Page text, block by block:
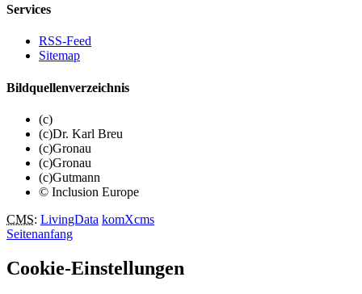
Services
RSS-Feed
Sitemap
Bildquellenverzeichnis
(c)
(c)Dr. Karl Breu
(c)Gronau
(c)Gronau
(c)Gutmann
© Inclusion Europe
CMS: LivingData komXcms
Seitenanfang
Cookie-Einstellungen